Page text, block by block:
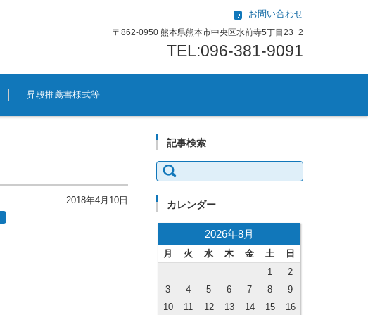
お問い合わせ
〒862-0950 熊本県熊本市中央区水前寺5丁目23−2
TEL:096-381-9091
昇段推薦書様式等
2018年4月10日
記事検索
検索:
カレンダー
2026年8月
月 火 水 木 金 土
日
1
2
3
4 5 6 7 8
9
10
11 12 13 14 15
16